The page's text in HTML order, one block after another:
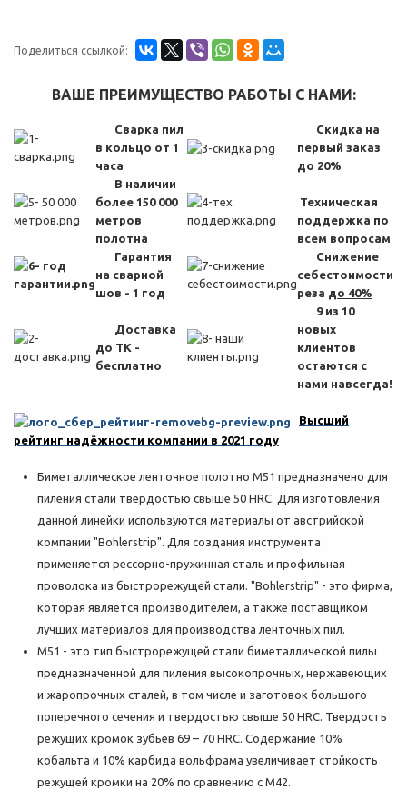
Поделиться ссылкой:
ВАШЕ ПРЕИМУЩЕСТВО РАБОТЫ С НАМИ:
Сварка пил
в кольцо от 1
часа
Скидка на
первый заказ
до 20%
В наличии
более 150 000
метров
полотна
Техническая
поддержка по
всем вопросам
Гарантия
на сварной
шов - 1 год
Снижение
себестоимости
реза до 40%
Доставка
до ТК -
бесплатно
9 из 10
новых
клиентов
остаются с
нами навсегда!
Высший
рейтинг надёжности компании в 2021 году
Биметаллическое ленточное полотно M51 предназначено для
пиления стали твердостью свыше 50 HRC. Для изготовления
данной линейки используются материалы от австрийской
компании "Bohlerstrip". Для создания инструмента
применяется рессорно-пружинная сталь и профильная
проволока из быстрорежущей стали. "Bohlerstrip" - это фирма,
которая является производителем, а также поставщиком
лучших материалов для производства ленточных пил.
M51 - это тип быстрорежущей стали биметаллической пилы
предназначенной для пиления высокопрочных, нержавеющих
и жаропрочных сталей, в том числе и заготовок большого
поперечного сечения и твердостью свыше 50 HRC. Твердость
режущих кромок зубьев 69 – 70 HRC. Содержание 10%
кобальта и 10% карбида вольфрама увеличивает стойкость
режущей кромки на 20% по сравнению с M42.